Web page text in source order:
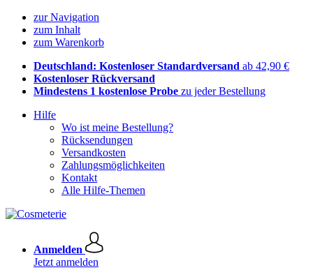
zur Navigation
zum Inhalt
zum Warenkorb
Deutschland: Kostenloser Standardversand ab 42,90 €
Kostenloser Rückversand
Mindestens 1 kostenlose Probe zu jeder Bestellung
Hilfe
Wo ist meine Bestellung?
Rücksendungen
Versandkosten
Zahlungsmöglichkeiten
Kontakt
Alle Hilfe-Themen
Anmelden
Jetzt anmelden